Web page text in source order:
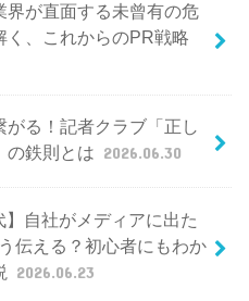
界が直面する未曾有の危
く、これからのPR戦略
がる！記者クラブ「正し
の鉄則とは 2026.06.30
】自社がメディアに出た
伝える？初心者にもわか
2026.06.23